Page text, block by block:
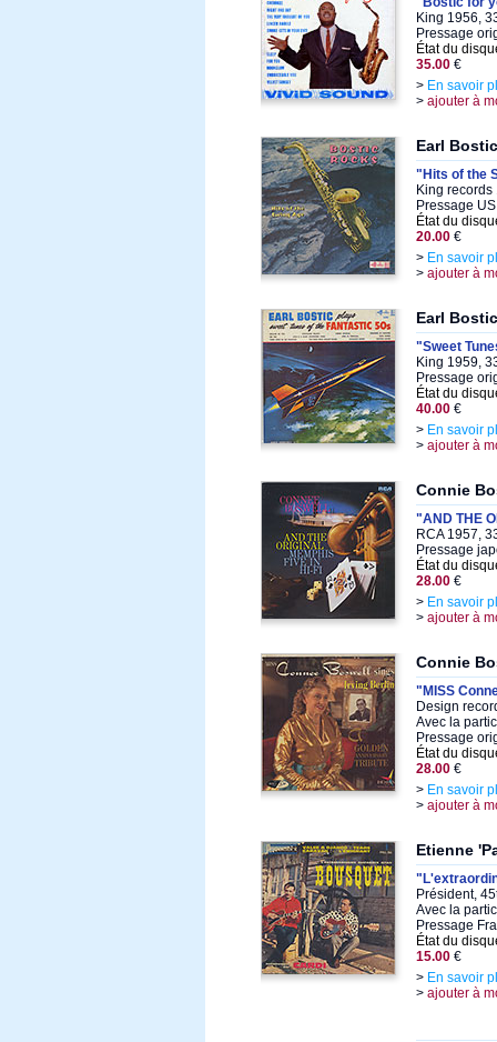
King 1956,
Pressage
État du
35.00 €
> En savoir
> ajouter à
Earl Bostic
"Hits of the
King
Pressage
État du
20.00 €
> En savoir
> ajouter à
Earl Bostic
"Sweet
King 1959,
Pressage
État du
40.00 €
> En savoir
> ajouter à
Connie
"AND THE
RCA 1957,
Pressage
État du
28.00 €
> En savoir
> ajouter à
Connie
"MISS
Design
Avec la
Pressage
État du
28.00 €
> En savoir
> ajouter à
Etienne
Président,
Avec la
Pressage
État du
15.00 €
> En savoir
> ajouter à